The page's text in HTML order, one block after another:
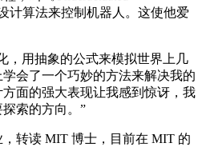
计算法来控制机器人。这使他爱
用抽象的公式来模拟世界上几
会了一个巧妙的方法来解决我的
面的强大表现让我感到惊讶，我
索的方向。”
转读 MIT 博士，目前在 MIT 的